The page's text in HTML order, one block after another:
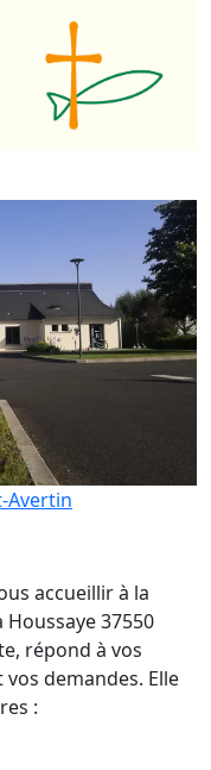
Avertin
accueillir à la
37550
répond à vos
demandes. Elle
: